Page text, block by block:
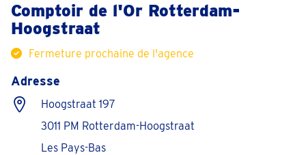
Comptoir de l'Or Rotterdam-
Hoogstraat
Fermeture prochaine de l'agence
Adresse
Hoogstraat 197
3011 PM Rotterdam-Hoogstraat
Les Pays-Bas